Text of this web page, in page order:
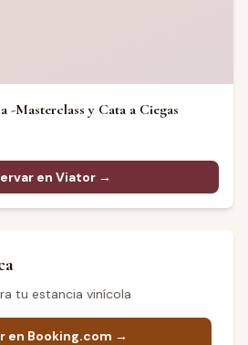
-Masterclass y Cata a Ciegas
en Viator →
tu estancia vinícola
en Booking.com →